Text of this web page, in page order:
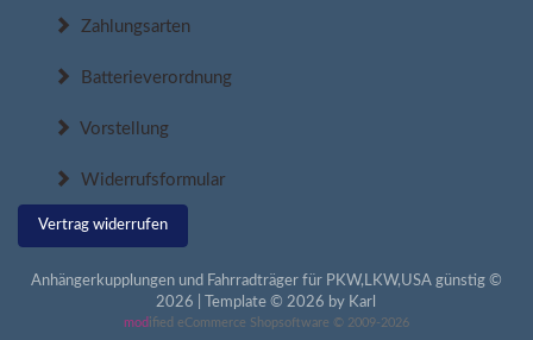
Zahlungsarten
Batterieverordnung
Vorstellung
Widerrufsformular
Vertrag widerrufen
Anhängerkupplungen und Fahrradträger für PKW,LKW,USA günstig ©
2026 | Template © 2026 by Karl
mod ified eCommerce Shopsoftware © 2009-2026